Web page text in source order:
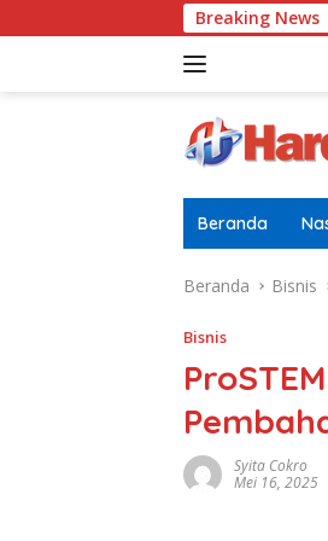
ke
Breaking News
Letkol Pas
Beranda
Beranda Bisnis
Bisnis
Syita Cokro
Mei 16, 2025